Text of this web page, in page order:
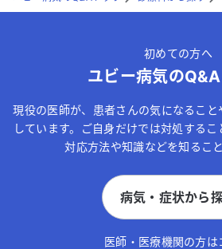
初めての方へ
ユビー病気のQ&A
現役の医師が、患者さんの気になるこ
しています。ご自身だけでは対処する
対応方法や知識などを知るこ
病気・症状から
医師・医療機関の方は